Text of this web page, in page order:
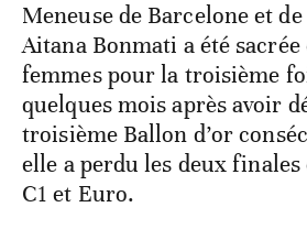
Meneuse de Barcelone et de
Aitana Bonmati a été sacrée
femmes pour la troisième
quelques mois après avoir
troisième Ballon d’or
elle a perdu les deux finales
C1 et Euro.